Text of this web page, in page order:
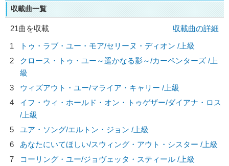
収載曲一覧
21曲を収載
収載曲の詳細
1
トゥ・ラブ・ユー・モア/セリーヌ・ディオン /上級
2
クロース・トゥ・ユー～遥かなる影～/カーペンターズ /上
級
3
ウィズアウト・ユー/マライア・キャリー /上級
4
イフ・ウィ・ホールド・オン・トゥゲザー/ダイアナ・ロス
/上級
5
ユア・ソング/エルトン・ジョン /上級
6
あなたにいてほしい/スウィング・アウト・シスター /上級
7
コーリング・ユー/ジョヴェッタ・スティール /上級